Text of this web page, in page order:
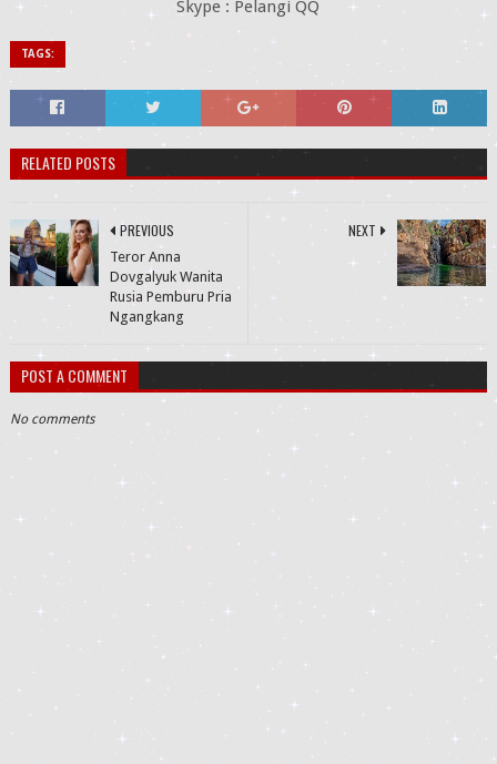
Skype : Pelangi QQ
TAGS:
RELATED POSTS
NEXT
PREVIOUS
Teror Anna
Dovgalyuk Wanita
Rusia Pemburu Pria
Ngangkang
POST A COMMENT
No comments